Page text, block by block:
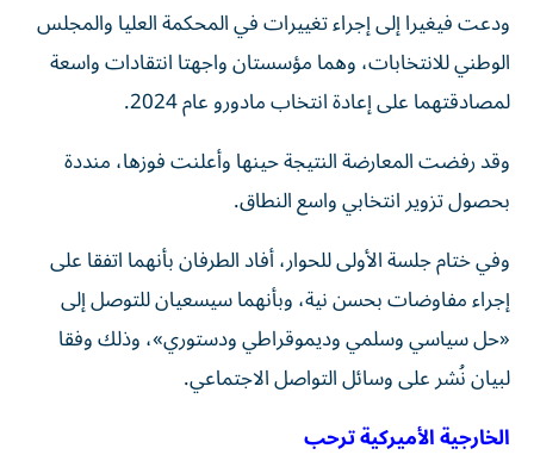
ودعت فيغيرا إلى إجراء تغييرات في المحكمة العليا والمجلس
الوطني للانتخابات، وهما مؤسستان واجهتا انتقادات واسعة
لمصادقتهما على إعادة انتخاب مادورو عام 2024.
وقد رفضت المعارضة النتيجة حينها وأعلنت فوزها، منددة
بحصول تزوير انتخابي واسع النطاق.
وفي ختام جلسة الأولى للحوار، أفاد الطرفان بأنهما اتفقا على
إجراء مفاوضات بحسن نية، وبأنهما سيسعيان للتوصل إلى
«حل سياسي وسلمي وديموقراطي ودستوري»، وذلك وفقا
لبيان نُشر على وسائل التواصل الاجتماعي.
الخارجية الأميركية ترحب